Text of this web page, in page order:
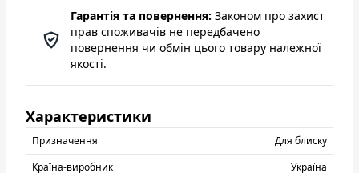
Гарантія та повернення: Законом про захист
прав споживачів не передбачено
повернення чи обмін цього товару належної
якості.
Характеристики
Призначення
Для блиску
Країна-виробник
Україна